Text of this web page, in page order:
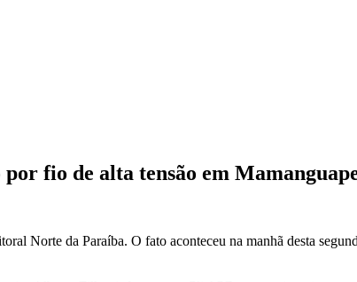
fio de alta tensão em
Norte da Paraíba. O fato aconteceu na manhã desta